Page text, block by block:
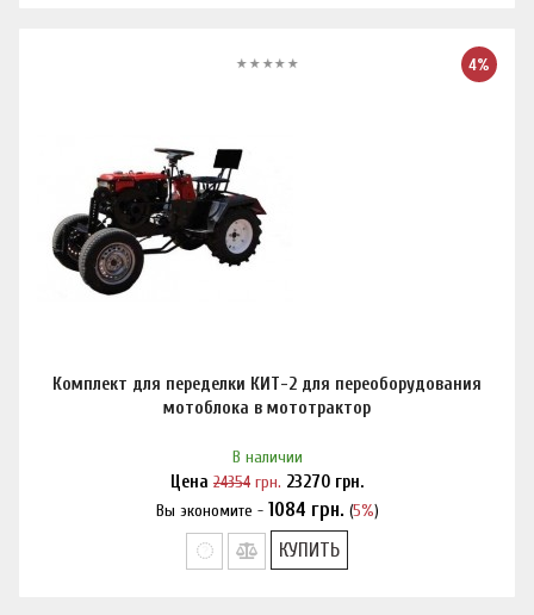
4%
Комплект для переделки КИТ-2 для переоборудования
мотоблока в мототрактор
В наличии
Цена 24354 грн. 23270 грн.
Вы экономите - 1084 грн. (5%)
Нашли дешевле?
КУПИТЬ